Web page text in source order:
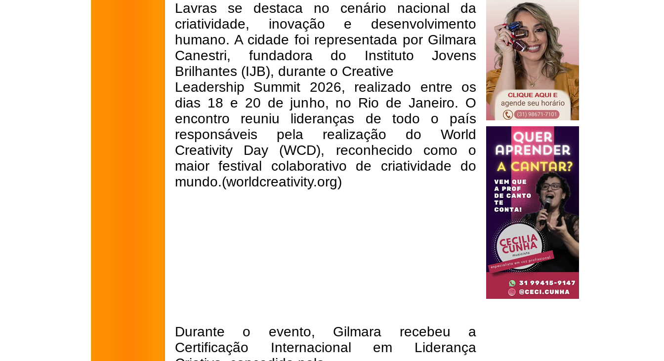
Lavras se destaca no cenário nacional da
criatividade, inovação e desenvolvimento
humano. A cidade foi representada por Gilmara
Canestri, fundadora do Instituto Jovens
Brilhantes (IJB), durante o Creative
Leadership Summit 2026, realizado entre os
dias 18 e 20 de junho, no Rio de Janeiro. O
encontro reuniu lideranças de todo o país
responsáveis pela realização do World
Creativity Day (WCD), reconhecido como o
maior festival colaborativo de criatividade do
mundo.(worldcreativity.org)
Durante o evento, Gilmara recebeu a
Certificação Internacional em Liderança